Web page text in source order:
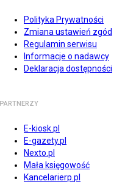
Polityka Prywatności
Zmiana ustawień zgód
Regulamin serwisu
Informacje o nadawcy
Deklaracja dostępności
PARTNERZY
E-kiosk.pl
E-gazety.pl
Nexto.pl
Mała księgowość
Kancelarierp.pl